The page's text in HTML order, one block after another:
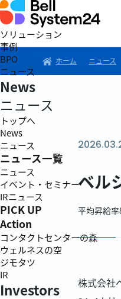
ソリューション
事例
BPO
ニュース
News
ニュース
トップへ
News
ニュース
ニュース一覧
ニュース
イベント・セミナー
IRニュース
PICK UP
Action
コンタクトセンターの森
ウェルネスの空
ジモタツ
IR
Investors
ホーム ニュース
ベル
平均昇給
株式会社